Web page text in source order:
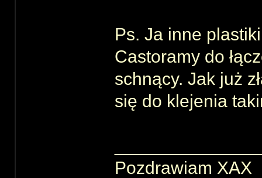
Ps. Ja inne
Castoramy do
schnący. Jak już
się do klejenia
Pozdrawiam XAX